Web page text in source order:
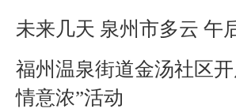
未来几天 泉州市多云 午
福州温泉街道金汤社区
情意浓”活动